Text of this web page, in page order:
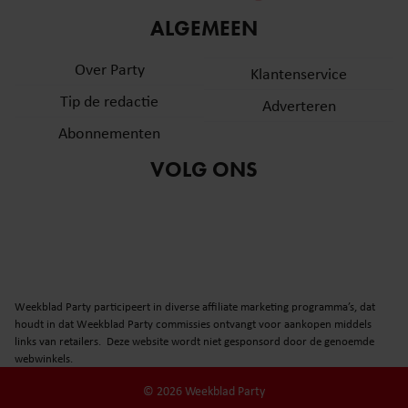
partners voor social media, adverteren en analyse. Deze
informatie die u aan ze heeft verstrekt of die ze hebben
verzameld op basis van uw gebruik van hun services. U
gebruiken.
ALGEMEEN
Over Party
Tip de redactie
Abonnementen
Klantenservice
Adverteren
VOLG ONS
Weekblad Party participeert in diverse affiliate marketing programma’s, dat
houdt in dat Weekblad Party commissies ontvangt voor aankopen middels
links van retailers. Deze website wordt niet gesponsord door de genoemde
webwinkels.
© 2026 Weekblad Party